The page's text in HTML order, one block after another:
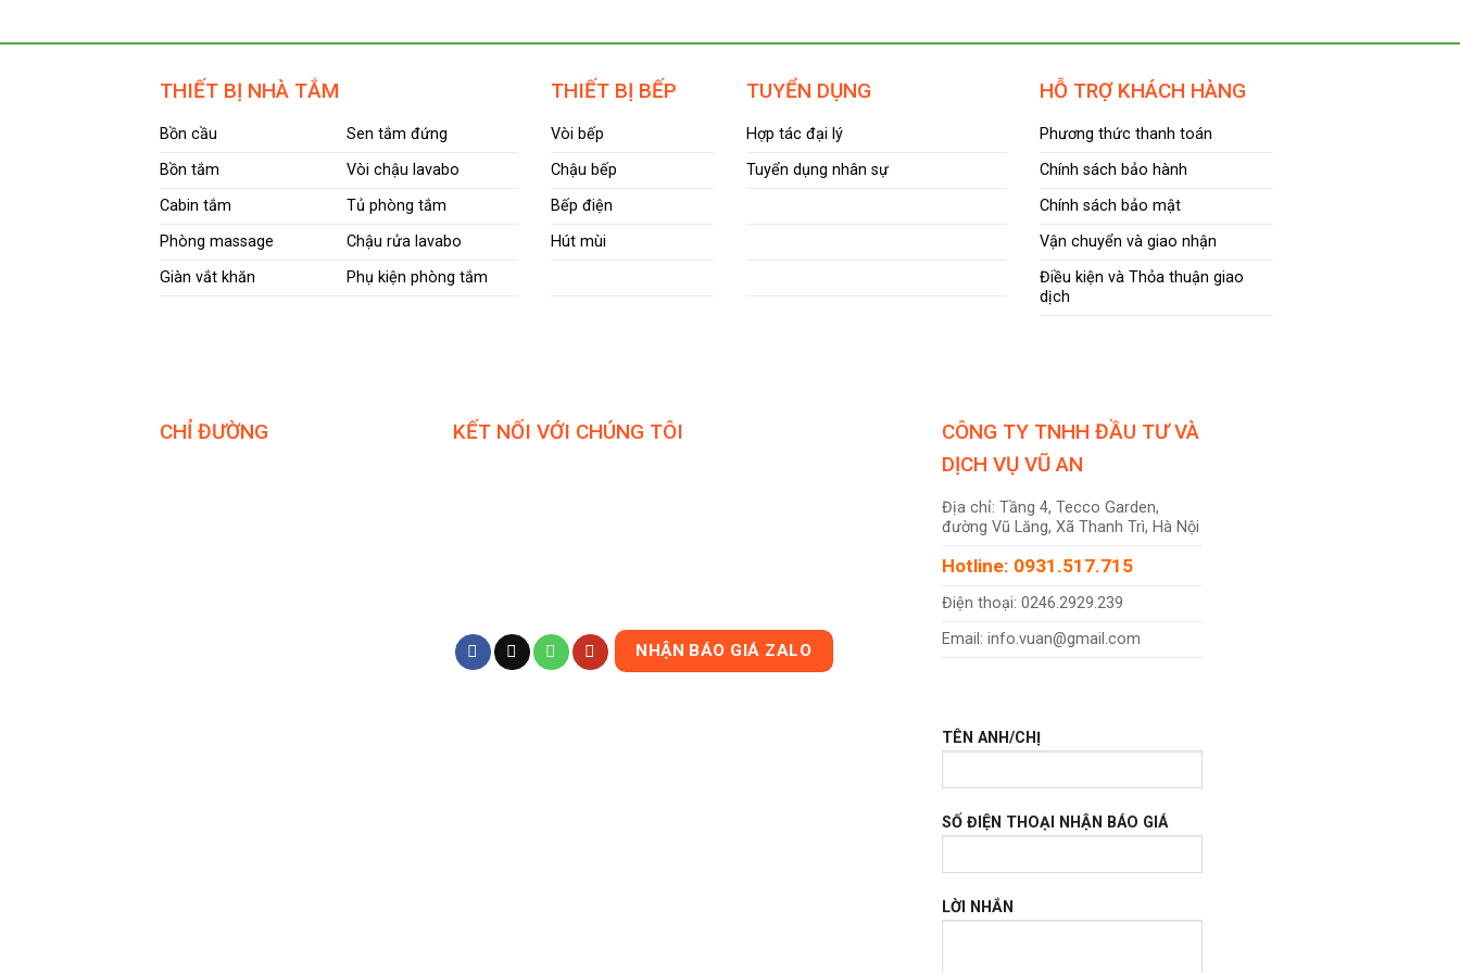
THIẾT BỊ NHÀ TẮM
Bồn cầu
Sen tắm đứng
Bồn tắm
Vòi chậu lavabo
Cabin tắm
Tủ phòng tắm
Phòng massage
Chậu rửa lavabo
Giàn vắt khăn
Phụ kiện phòng tắm
THIẾT BỊ BẾP
Vòi bếp
Chậu bếp
Bếp điện
Hút mùi
TUYỂN DỤNG
Hợp tác đại lý
Tuyển dụng nhân sự
HỖ TRỢ KHÁCH HÀNG
Phương thức thanh toán
Chính sách bảo hành
Chính sách bảo mật
Vận chuyển và giao nhận
Điều kiện và Thỏa thuận giao
dịch
CHỈ ĐƯỜNG KẾT NỐI VỚI CHÚNG TÔI
NHẬN BÁO GIÁ ZALO
CÔNG TY TNHH ĐẦU TƯ VÀ
DỊCH VỤ VŨ AN
Địa chỉ: Tầng 4, Tecco Garden,
đường Vũ Lăng, Xã Thanh Trì, Hà Nội
Hotline: 0931.517.715
Điện thoại: 0246.2929.239
Email: info.vuan@gmail.com
TÊN ANH/CHỊ
SỐ ĐIỆN THOẠI NHẬN BÁO GIÁ
LỜI NHẮN